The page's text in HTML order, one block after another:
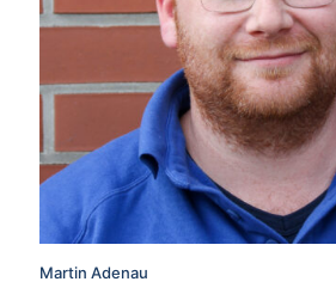
Martin Adenau